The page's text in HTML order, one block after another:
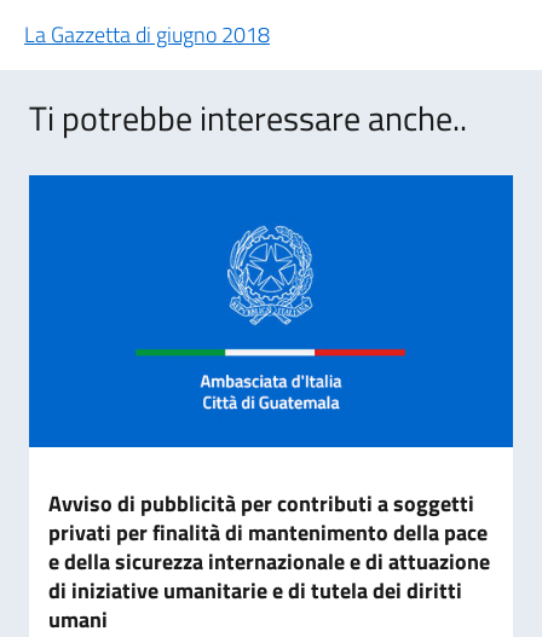
La Gazzetta di giugno 2018
Ti potrebbe interessare anche..
Avviso di pubblicità per contributi a soggetti
privati per finalità di mantenimento della pace
e della sicurezza internazionale e di attuazione
di iniziative umanitarie e di tutela dei diritti
umani